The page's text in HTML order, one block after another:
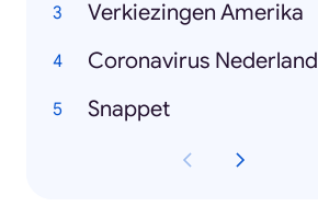
Verkiezingen Amerika
Coronavirus Nederland
Snappet